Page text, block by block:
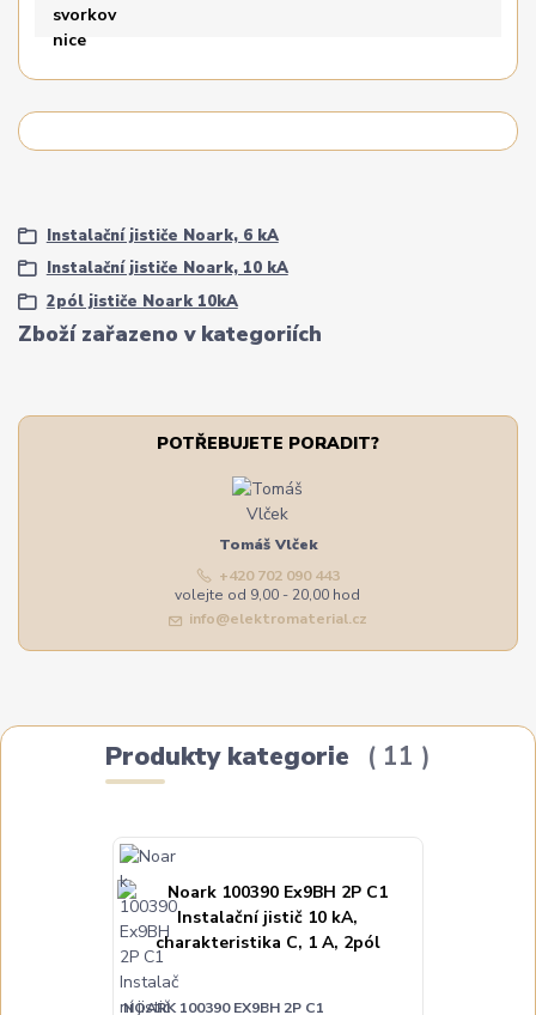
Zboží zařazeno v kategoriích
Instalační jističe Noark, 6 kA
Instalační jističe Noark, 10 kA
2pól jističe Noark 10kA
POTŘEBUJETE PORADIT?
Tomáš Vlček
+420 702 090 443
volejte od 9,00 - 20,00 hod
info@elektromaterial.cz
Produkty kategorie 11
NOARK 100390 EX9BH 2P C1